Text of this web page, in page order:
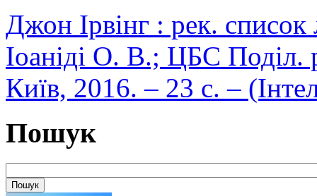
Джон Ірвінг : рек.
Іоаніді О. В.; ЦБС Поділ.
Київ, 2016. – 23 с. –
Пошук